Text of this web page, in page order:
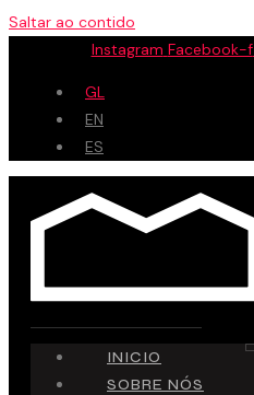
Saltar ao contido
Instagram Facebook-f
GL
EN
ES
INICIO
SOBRE NÓS